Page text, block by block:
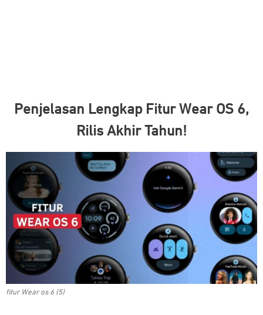
Penjelasan Lengkap Fitur Wear OS 6,
Rilis Akhir Tahun!
fitur Wear os 6 (5)